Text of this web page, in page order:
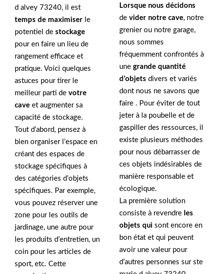
d alvey 73240, il est
temps de maximiser le
potentiel de stockage
pour en faire un lieu de
rangement efficace et
pratique. Voici quelques
astuces pour tirer le
meilleur parti de votre
cave et augmenter sa
capacité de stockage.
Tout d’abord, pensez à
bien organiser l’espace en
créant des espaces de
stockage spécifiques à
des catégories d’objets
spécifiques. Par exemple,
vous pouvez réserver une
zone pour les outils de
jardinage, une autre pour
les produits d’entretien, un
coin pour les articles de
sport, etc. Cette
Lorsque nous décidons
de vider notre cave, notre
grenier ou notre garage,
nous sommes
fréquemment confrontés à
une grande quantité
d’objets divers et variés
dont nous ne savons que
faire . Pour éviter de tout
jeter à la poubelle et de
gaspiller des ressources, il
existe plusieurs méthodes
pour nous débarrasser de
ces objets indésirables de
manière responsable et
écologique.
La première solution
consiste à revendre les
objets qui sont encore en
bon état et qui peuvent
avoir une valeur pour
d’autres personnes sur ste